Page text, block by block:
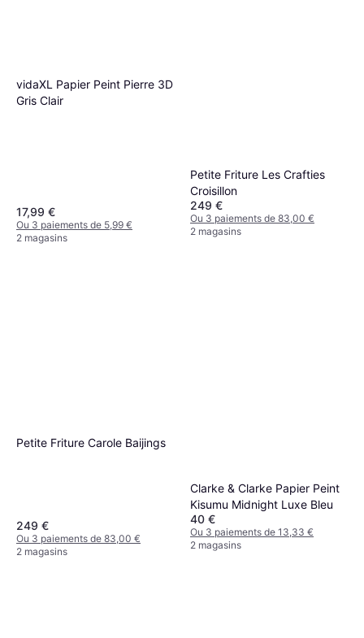
vidaXL Papier Peint Pierre 3D
Gris Clair
17,99 €
Ou 3 paiements de 5,99 €
2 magasins
Petite Friture Les Crafties
Croisillon
249 €
Ou 3 paiements de 83,00 €
2 magasins
Petite Friture Carole Baijings
249 €
Ou 3 paiements de 83,00 €
2 magasins
Clarke & Clarke Papier Peint
Kisumu Midnight Luxe Bleu
40 €
Ou 3 paiements de 13,33 €
2 magasins